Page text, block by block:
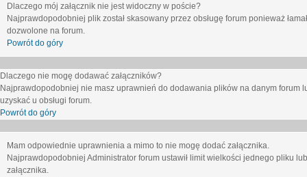
Dlaczego mój załącznik nie jest widoczny w poście?
Najprawdopodobniej plik został skasowany przez obsługę forum ponieważ
dozwolone na forum.
Powrót do góry
Dlaczego nie mogę dodawać załączników?
Najprawdopodobniej nie masz uprawnień do dodawania plików na danym forum
uzyskać u obsługi forum.
Powrót do góry
Mam odpowiednie uprawnienia a mimo to nie mogę dodać załącznika.
Najprawdopodobniej Administrator forum ustawił limit wielkości jednego pliku
załącznika.